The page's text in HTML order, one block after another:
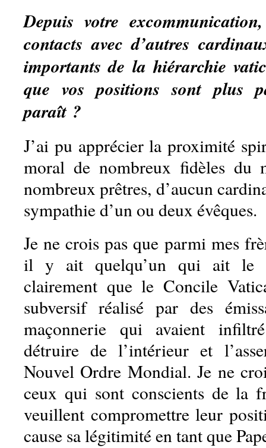
Depuis votre
contacts avec d’autres
importants de la hiérarchie
que vos positions sont plus
paraît ?
J’ai pu apprécier la proximité
moral de nombreux fidèles du
nombreux prêtres, d’aucun
sympathie d’un ou deux évêques.
Je ne crois pas que parmi mes
il y ait quelqu’un qui ait le
clairement que le Concile
subversif réalisé par des
maçonnerie qui avaient
détruire de l’intérieur et
Nouvel Ordre Mondial. Je ne
ceux qui sont conscients de la
veuillent compromettre leur
cause sa légitimité en tant que